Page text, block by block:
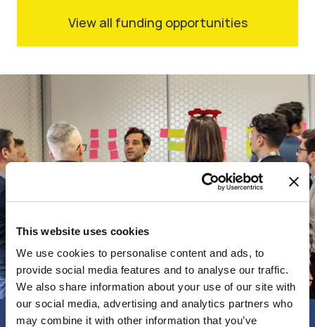
This website uses cookies
We use cookies to personalise content and ads, to
provide social media features and to analyse our traffic.
We also share information about your use of our site with
our social media, advertising and analytics partners who
may combine it with other information that you’ve
View all funding opportunities